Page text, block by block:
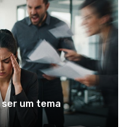
um tema